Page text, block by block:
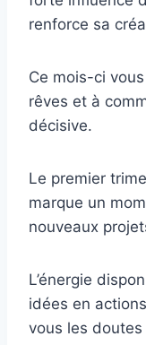
renforce sa
Ce mois-ci
rêves et à
décisive.
Le premier
marque un
nouveaux
L’énergie
idées en
vous les